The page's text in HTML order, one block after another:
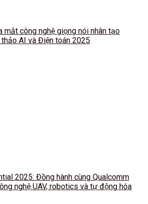
mắt công nghệ giọng nói nhân tạo
AI và Điện toán 2025
2025: Đồng hành cùng Qualcomm
nghệ UAV, robotics và tự động hóa